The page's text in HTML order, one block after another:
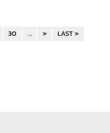
30 ... » LAST »